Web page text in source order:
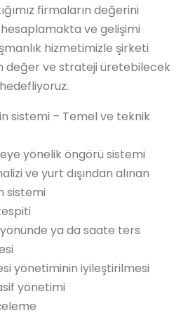
firmaların değerini
ve gelişimi
hizmetimizle şirketi
değer ve strateji üretebilecek
sistemi – Temel ve teknik
yönelik öngörü sistemi
ve yurt dışından alınan
sistemi
ya da saate ters
yönetiminin iyileştirilmesi
yönetimi